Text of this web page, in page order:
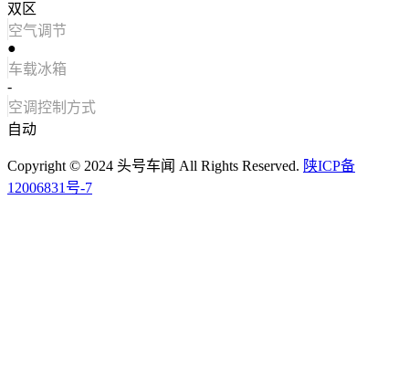
双区
空气调节
●
车载冰箱
-
空调控制方式
自动
Copyright © 2024 头号车闻 All Rights Reserved. 陕ICP备
12006831号-7